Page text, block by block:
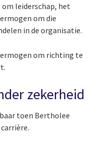
leiderschap, het
om die
in de organisatie.
om richting te
zekerheid
toen Bertholee